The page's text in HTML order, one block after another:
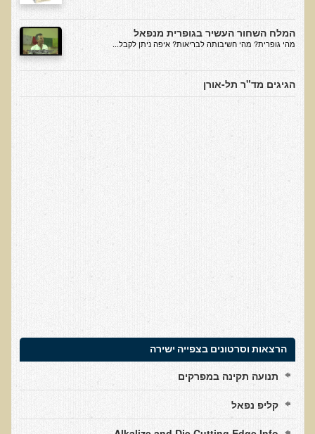
וידאו מדיטציה - חלק 1 - הסבר כללי
רכישת סדנת טבעונות הלכה למעשה
הרצאות ואירועים
סדנה בנושא: התא ובריאותך
הרצאות ואירועים קרובים
חבקו את השמש! הרצאת זום
מפגש קולנועי עם דר' עדיאל תל-אורן
סדנת הבריאות המינית, הסקס והפוריות עם ד"ר עדיאל תל-אורן
הרצאות מוקלטות בעברית
תנועה תקינה במפרקים
המלח השחור העשיר בגופרית מנפאל
מהי גופרית? מהי חשיבותה לבריאות? איפה ניתן לקבל...
הגיגים מד"ר תל-אורן
הרצאות וסרטונים בצפייה ישירה
תנועה תקינה במפרקים
קליפ נפאל